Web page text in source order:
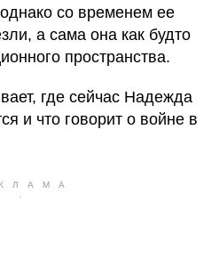
со временем ее
а сама она как будто
пространства.
где сейчас Надежда
и что говорит о войне в